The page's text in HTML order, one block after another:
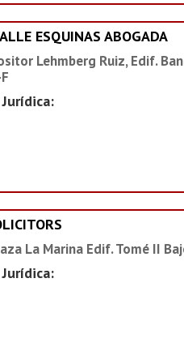
ESQUINAS ABOGADA
Lehmberg Ruiz, Edif.
La Marina Edif. Tomé II